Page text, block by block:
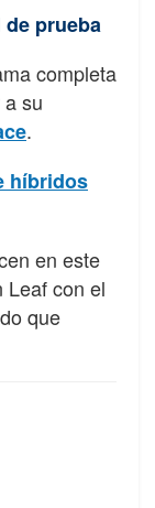
prueba
completa
su
.
híbridos
en este
Leaf con el
que